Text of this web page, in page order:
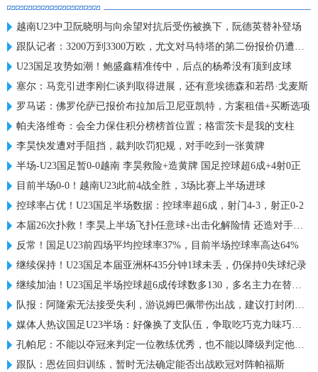
越南U23中卫阮晓明与向余望对抗后受伤被换下，阮德英替补登场
跟队记者：3200万到3300万欧，尤文对马特塔的第二份报价仍遭拒绝
U23国足攻势如潮！鲍盛鑫精准传中，后点的杨希没有顶到皮球
塞尔：马竞引进李刚仁谈判取得进展，还有意埃德森和若昂·戈麦斯
罗马诺：佛罗伦萨已报价布拉加后卫尼亚凯特，方案租借+买断选项
帕夫洛维奇：会全力保住积分榜榜首位置；格雷茨卡是我的支柱
李昊快发遭对手阻挡，裁判吹罚犯规，对手吃到一张黄牌
半场-U23国足暂0-0越南 李昊救险+造黄牌 国足控球超6成+4射0正
目前半场0-0！越南U23此前4战全胜，3场比赛上半场进球
控球率占优！U23国足半场数据：控球率超6成，射门4-3，射正0-2
本届26次扑救！李昊上半场飞扑任意球+出击化解险情 还造对手一黄
反常！国足U23前四场平均控球率37%，目前半场控球率高达64%
继续保持！U23国足本届亚洲杯435分钟1球未丢，仍保持0失球纪录
继续加油！U23国足半场控球超6成传球数多130，多名主力在替补席
队报：阿隆索无法接受失利，游说姆巴佩带伤出战，建议打封闭被拒
媒体人热议国足U23半场：好像换了支队伍，争取吃巧克力味巧克力
孔帕尼：不能以夺冠来判定一位教练优秀，也不能以降级判定他糟糕
跟队：恩佐回归训练，暂时无法确定能否出战欧冠对阵帕福斯